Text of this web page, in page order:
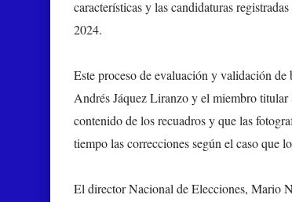
características y las candidaturas
2024.
Este proceso de evaluación y validación de
Andrés Jáquez Liranzo y el miembro titular
contenido de los recuadros y que las
tiempo las correcciones según el caso que
El director Nacional de Elecciones, Mario